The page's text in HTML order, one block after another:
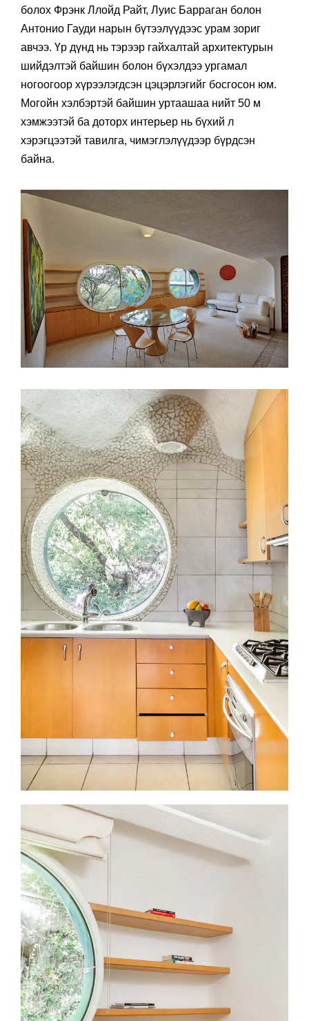
болох Фрэнк Ллойд Райт, Луис Барраган болон
Антонио Гауди нарын бүтээлүүдээс урам зориг
авчээ. Үр дүнд нь тэрээр гайхалтай архитектурын
шийдэлтэй байшин болон бүхэлдээ ургамал
ногоогоор хүрээлэгдсэн цэцэрлэгийг босгосон юм.
Могойн хэлбэртэй байшин уртаашаа нийт 50 м
хэмжээтэй ба доторх интерьер нь бүхий л
хэрэгцээтэй тавилга, чимэглэлүүдээр бүрдсэн
байна.